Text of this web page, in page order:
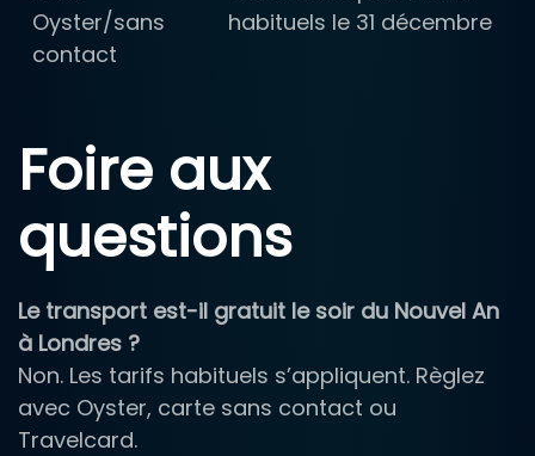
Oyster/sans
contact
habituels le 31 décembre
Foire aux
questions
Le transport est-il gratuit le soir du Nouvel An
à Londres ?
Non. Les tarifs habituels s’appliquent. Règlez
avec Oyster, carte sans contact ou
Travelcard.